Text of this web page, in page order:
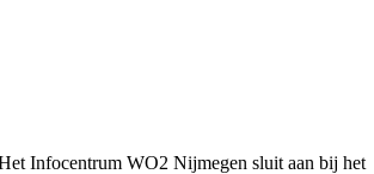
Infocentrum WO2 Nijmegen sluit aan bij het